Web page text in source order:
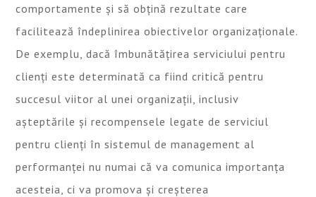
comportamente și să obțină rezultate care
facilitează îndeplinirea obiectivelor organizaționale.
De exemplu, dacă îmbunătățirea serviciului pentru
clienți este determinată ca fiind critică pentru
succesul viitor al unei organizații, inclusiv
așteptările și recompensele legate de serviciul
pentru clienți în sistemul de management al
performanței nu numai că va comunica importanța
acesteia, ci va promova și creșterea